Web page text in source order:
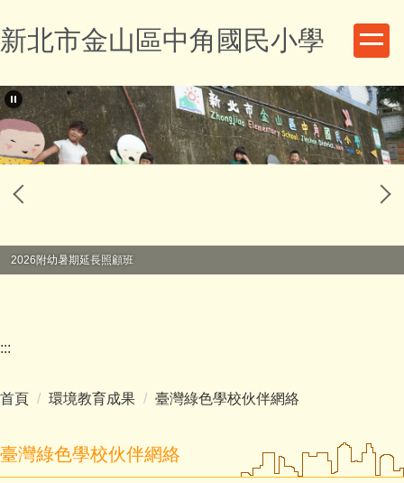
到
主
內
容
區
新北市金山區中角國民小學
2026附幼暑期延長照顧班
:::
首頁 環境教育成果 臺灣綠色學校伙伴網絡
臺灣綠色學校伙伴網絡